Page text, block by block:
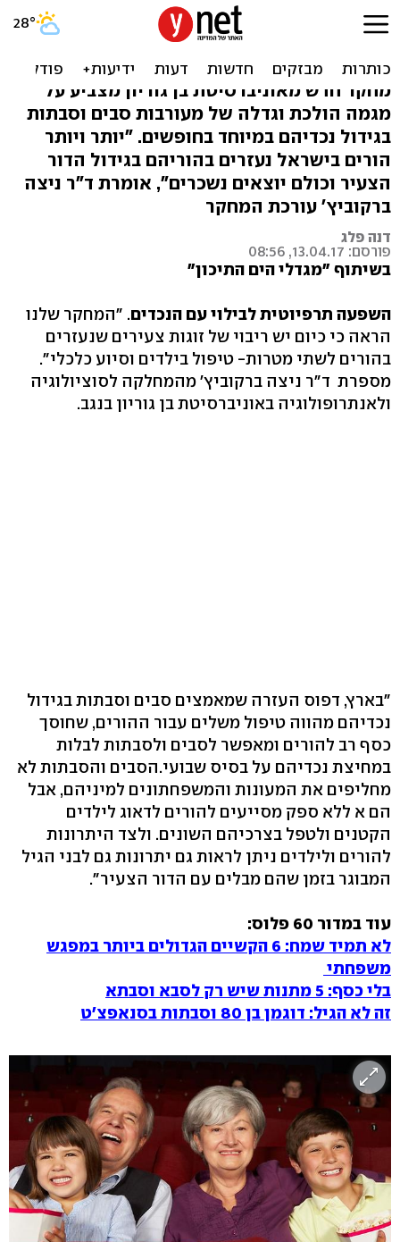
מחקר: כמה שנים תרוויחו אם
תבלו עם הנכדים
מחקר חדש מאוניברסיטת בן גוריון מצביע על
מגמה הולכת וגדלה של מעורבות סבים וסבתות
בגידול נכדיהם במיוחד בחופשים. "יותר ויותר
הורים בישראל נעזרים בהוריהם בגידול הדור
הצעיר וכולם יוצאים נשכרים", אומרת ד"ר ניצה
ברקוביץ' עורכת המחקר
דנה פלג
פורסם: 13.04.17, 08:56
בשיתוף "מגדלי הים התיכון"
השפעה תרפיוטית לבילוי עם הנכדים. "המחקר שלנו
הראה כי כיום יש ריבוי של זוגות צעירים שנעזרים
בהורים לשתי מטרות- טיפול בילדים וסיוע כלכלי".
מספרת ד"ר ניצה ברקוביץ' מהמחלקה לסוציולוגיה
ולאנתרופולוגיה באוניברסיטת בן גוריון בנגב.
"בארץ, דפוס העזרה שמאמצים סבים וסבתות בגידול
נכדיהם מהווה טיפול משלים עבור ההורים, שחוסך
כסף רב להורים ומאפשר לסבים ולסבתות לבלות
במחיצת נכדיהם על בסיס שבועי.הסבים והסבתות לא
מחליפים את המעונות והמשפחתונים למיניהם, אבל
הם א ללא ספק מסייעים להורים לדאוג לילדים
הקטנים ולטפל בצרכיהם השונים. ולצד היתרונות
להורים ולילדים ניתן לראות גם יתרונות גם לבני הגיל
המבוגר בזמן שהם מבלים עם הדור הצעיר".
עוד במדור 60 פלוס:
לא תמיד שמח: 6 הקשיים הגדולים ביותר במפגש
משפחתי
בלי כסף: 5 מתנות שיש רק לסבא וסבתא
זה לא הגיל: דוגמן בן 80 וסבתות בסנאפצ'ט